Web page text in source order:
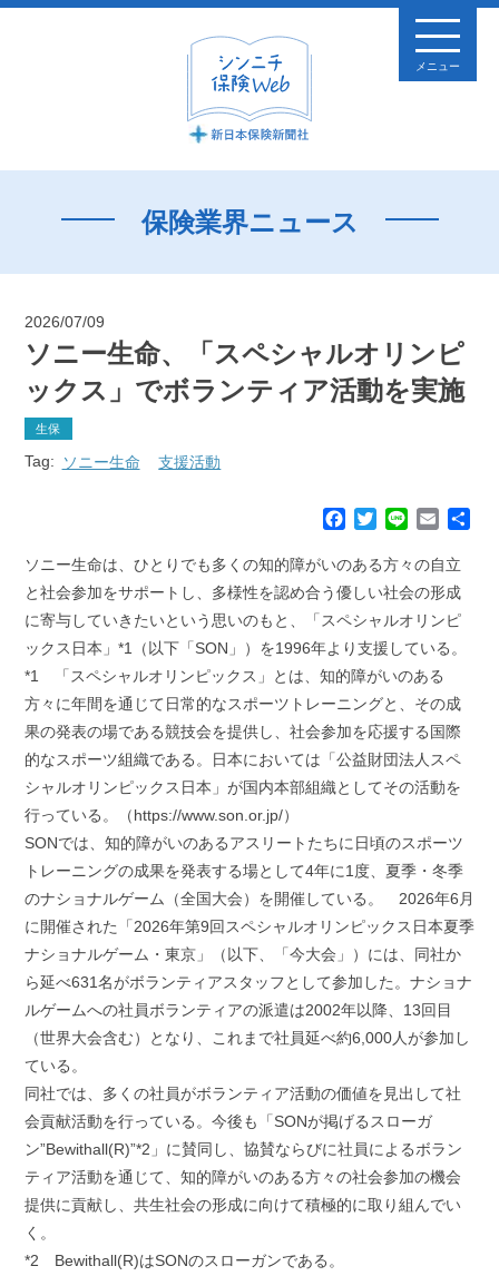
メニュー
保険業界ニュース
2026/07/09
ソニー生命、「スペシャルオリンピ
ックス」でボランティア活動を実施
生保
Tag: ソニー生命 支援活動
c
e
o
o
k
T
i
t
e
r
n
e
E
a
i
ソニー生命は、ひとりでも多くの知的障がいのある方々の自立
と社会参加をサポートし、多様性を認め合う優しい社会の形成
に寄与していきたいという思いのもと、「スペシャルオリンピ
ックス日本」*1（以下「SON」）を1996年より支援している。
*1 「スペシャルオリンピックス」とは、知的障がいのある
方々に年間を通じて日常的なスポーツトレーニングと、その成
果の発表の場である競技会を提供し、社会参加を応援する国際
的なスポーツ組織である。日本においては「公益財団法人スペ
シャルオリンピックス日本」が国内本部組織としてその活動を
行っている。（https://www.son.or.jp/）
SONでは、知的障がいのあるアスリートたちに日頃のスポーツ
トレーニングの成果を発表する場として4年に1度、夏季・冬季
のナショナルゲーム（全国大会）を開催している。 2026年6月
に開催された「2026年第9回スペシャルオリンピックス日本夏季
ナショナルゲーム・東京」（以下、「今大会」）には、同社か
ら延べ631名がボランティアスタッフとして参加した。ナショナ
ルゲームへの社員ボランティアの派遣は2002年以降、13回目
（世界大会含む）となり、これまで社員延べ約6,000人が参加し
ている。
同社では、多くの社員がボランティア活動の価値を見出して社
会貢献活動を行っている。今後も「SONが掲げるスローガ
ン”Bewithall(R)”*2」に賛同し、協賛ならびに社員によるボラン
ティア活動を通じて、知的障がいのある方々の社会参加の機会
提供に貢献し、共生社会の形成に向けて積極的に取り組んでい
く。
*2 Bewithall(R)はSONのスローガンである。